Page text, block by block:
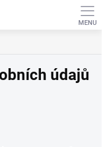
údajů